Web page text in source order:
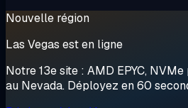
Nouvelle région
Las Vegas est en ligne
Notre 13e site : AMD EPYC,
au Nevada. Déployez en 60